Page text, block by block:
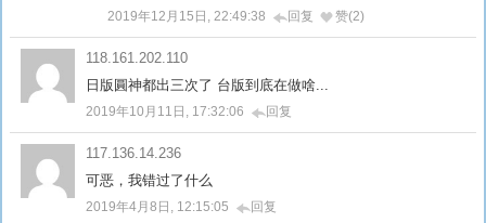
2019年12月15日, 22:49:38 回复 赞(2)
118.161.202.110
日版圓神都出三次了 台版到底在做啥...
2019年10月11日, 17:32:06 回复
117.136.14.236
可恶，我错过了什么
2019年4月8日, 12:15:05 回复